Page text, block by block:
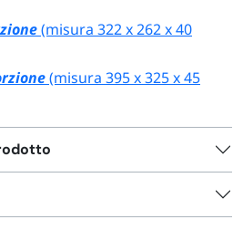
(misura 322 x 262 x 40
(misura 395 x 325 x 45